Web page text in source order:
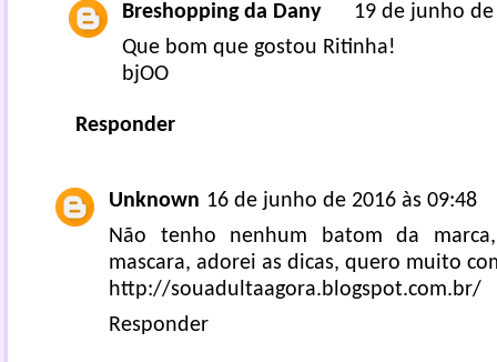
Breshopping da Dany
19 de junho
Que bom que gostou Ritinha!
bjOO
Responder
Unknown 16 de junho de 2016 às 09:48
Não tenho nenhum batom da
mascara, adorei as dicas, quero muito
http://souadultaagora.blogspot.com.br/
Responder